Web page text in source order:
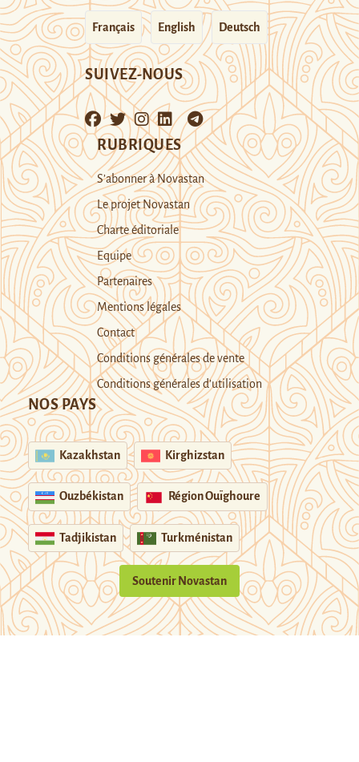
Français English Deutsch
SUIVEZ-NOUS
RUBRIQUES
S’abonner à Novastan
Le projet Novastan
Charte éditoriale
Equipe
Partenaires
Mentions légales
Contact
Conditions générales de vente
Conditions générales d’utilisation
NOS PAYS
Kazakhstan Kirghizstan
Ouzbékistan Région Ouïghoure
Tadjikistan Turkménistan
Soutenir Novastan